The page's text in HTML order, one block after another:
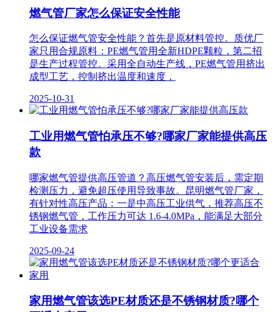
燃气管厂家怎么保证安全性能
怎么保证燃气管安全性能？首先是原材料管控。质优厂
家只用合规原料：PE燃气管用全新HDPE颗粒，第二招
是生产过程管控。采用全自动生产线，PE燃气管用挤出
成型工艺，控制挤出温度和速度，
2025-10-31
工业用燃气管怕承压不够?哪家厂家能提供高压
款
哪家燃气管提供高压管道？高压燃气管安装后，需定期
检测压力，避免超压使用导致事故。昆明燃气管厂家，
有针对性高压产品：一是中高压工业供气，推荐高压不
锈钢燃气管，工作压力可达 1.6-4.0MPa，能满足大部分
工业设备需求
2025-09-24
家用燃气管该选PE材质还是不锈钢材质?哪个